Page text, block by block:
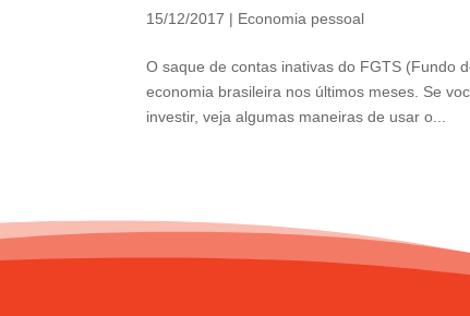
15/12/2017 | Economia pessoal
O saque de contas inativas do FGTS (Fundo
economia brasileira nos últimos meses. Se
investir, veja algumas maneiras de usar o...